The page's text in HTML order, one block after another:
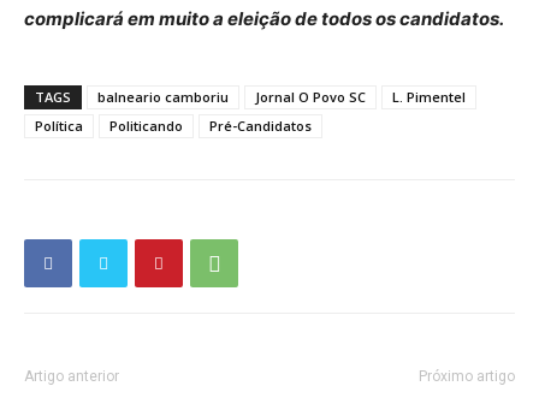
complicará em muito a eleição de todos os candidatos.
TAGS balneario camboriu Jornal O Povo SC
L. Pimentel
Política
Politicando Pré-Candidatos
Artigo anterior Próximo artigo